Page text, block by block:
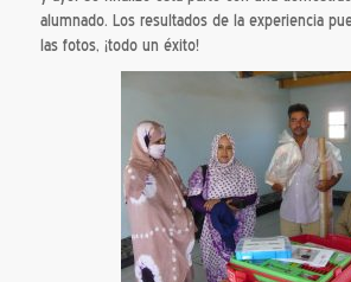
alumnado. Los resultados de la experiencia
las fotos, ¡todo un éxito!